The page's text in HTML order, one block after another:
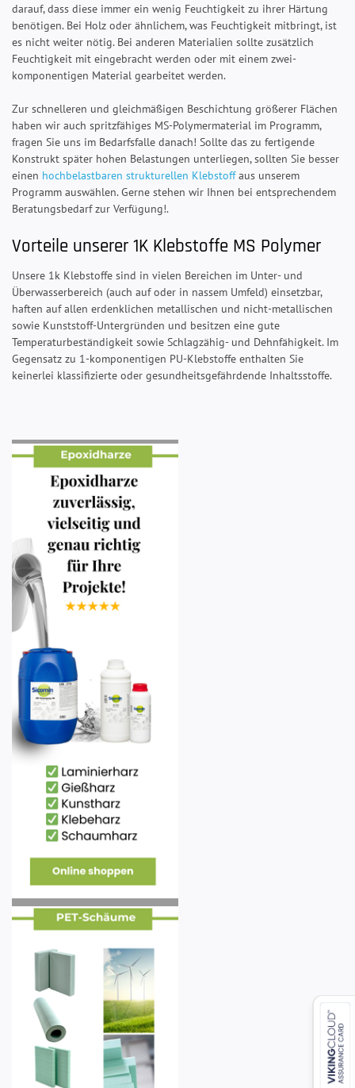
darauf, dass diese immer ein wenig Feuchtigkeit zu ihrer Härtung
benötigen. Bei Holz oder ähnlichem, was Feuchtigkeit mitbringt, ist
es nicht weiter nötig. Bei anderen Materialien sollte zusätzlich
Feuchtigkeit mit eingebracht werden oder mit einem zwei-
komponentigen Material gearbeitet werden.
Zur schnelleren und gleichmäßigen Beschichtung größerer Flächen
haben wir auch spritzfähiges MS-Polymermaterial im Programm,
fragen Sie uns im Bedarfsfalle danach! Sollte das zu fertigende
Konstrukt später hohen Belastungen unterliegen, sollten Sie besser
einen hochbelastbaren strukturellen Klebstoffaus unserem
Programm auswählen. Gerne stehen wir Ihnen bei entsprechendem
Beratungsbedarf zur Verfügung!.
Vorteile unserer 1K Klebstoffe MS Polymer
Unsere 1k Klebstoffe sind in vielen Bereichen im Unter- und
Überwasserbereich (auch auf oder in nassem Umfeld) einsetzbar,
haften auf allen erdenklichen metallischen und nicht-metallischen
sowie Kunststoff-Untergründen und besitzen eine gute
Temperaturbeständigkeit sowie Schlagzähig- und Dehnfähigkeit. Im
Gegensatz zu 1-komponentigen PU-Klebstoffe enthalten Sie
keinerlei klassifizierte oder gesundheitsgefährdende Inhaltsstoffe.